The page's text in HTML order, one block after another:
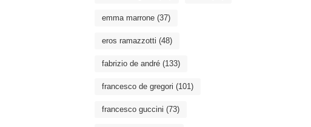
emma marrone (37)
eros ramazzotti (48)
fabrizio de andré (133)
francesco de gregori (101)
francesco guccini (73)